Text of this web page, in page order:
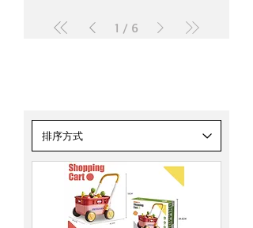
1 / 6